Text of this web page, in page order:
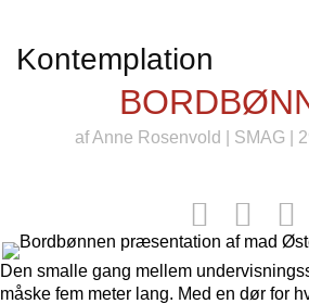
Kontemplation
afAnne Rosenvold SMAG |
Den smalle gang mellem
måske fem meter lang. Med en dør for